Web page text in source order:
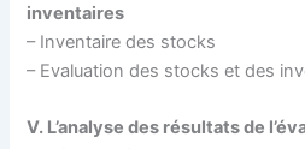
inventaires
– Inventaire des stocks
– Evaluation des stocks et des
V. L’analyse des résultats de